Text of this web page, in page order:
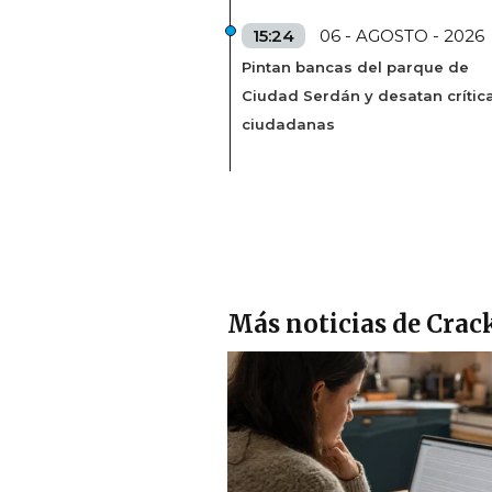
15:24 06 - AGOSTO - 2026
Pintan bancas del parque de
Ciudad Serdán y desatan
ciudadanas
Más noticias de